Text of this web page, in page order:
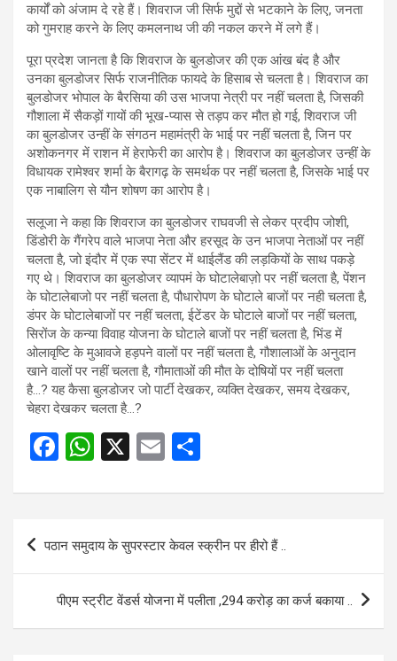
कार्यों को अंजाम दे रहे हैं। शिवराज जी सिर्फ मुद्दों से भटकाने के लिए, जनता
को गुमराह करने के लिए कमलनाथ जी की नकल करने में लगे हैं।
पूरा प्रदेश जानता है कि शिवराज के बुलडोजर की एक आंख बंद है और
उनका बुलडोजर सिर्फ राजनीतिक फायदे के हिसाब से चलता है। शिवराज का
बुलडोजर भोपाल के बैरसिया की उस भाजपा नेत्री पर नहीं चलता है, जिसकी
गौशाला में सैकड़ों गायों की भूख-प्यास से तड़प कर मौत हो गई, शिवराज जी
का बुलडोजर उन्हीं के संगठन महामंत्री के भाई पर नहीं चलता है, जिन पर
अशोकनगर में राशन में हेराफेरी का आरोप है। शिवराज का बुलडोजर उन्हीं के
विधायक रामेश्वर शर्मा के बैरागढ़ के समर्थक पर नहीं चलता है, जिसके भाई पर
एक नाबालिग से यौन शोषण का आरोप है।
सलूजा ने कहा कि शिवराज का बुलडोजर राघवजी से लेकर प्रदीप जोशी,
डिंडोरी के गैंगरेप वाले भाजपा नेता और हरसूद के उन भाजपा नेताओं पर नहीं
चलता है, जो इंदौर में एक स्पा सेंटर में थाईलैंड की लड़कियों के साथ पकड़े
गए थे। शिवराज का बुलडोजर व्यापमं के घोटालेबाज़ो पर नहीं चलता है, पेंशन
के घोटालेबाजो पर नहीं चलता है, पौधारोपण के घोटाले बाजों पर नही चलता है,
डंपर के घोटालेबाजों पर नहीं चलता, ईटेंडर के घोटाले बाजों पर नहीं चलता,
सिरोंज के कन्या विवाह योजना के घोटाले बाजों पर नहीं चलता है, भिंड में
ओलावृष्टि के मुआवजे हड़पने वालों पर नहीं चलता है, गौशालाओं के अनुदान
खाने वालों पर नहीं चलता है, गौमाताओं की मौत के दोषियों पर नहीं चलता
है…? यह कैसा बुलडोजर जो पार्टी देखकर, व्यक्ति देखकर, समय देखकर,
चेहरा देखकर चलता है…?
F
ce
o
o
k
W
at
A
p
p
X
E
ail ar
Post
navigation
पठान समुदाय के सुपरस्टार केवल स्क्रीन पर हीरो हैं ..
पीएम स्ट्रीट वेंडर्स योजना में पलीता ,294 करोड़ का कर्ज बकाया ..